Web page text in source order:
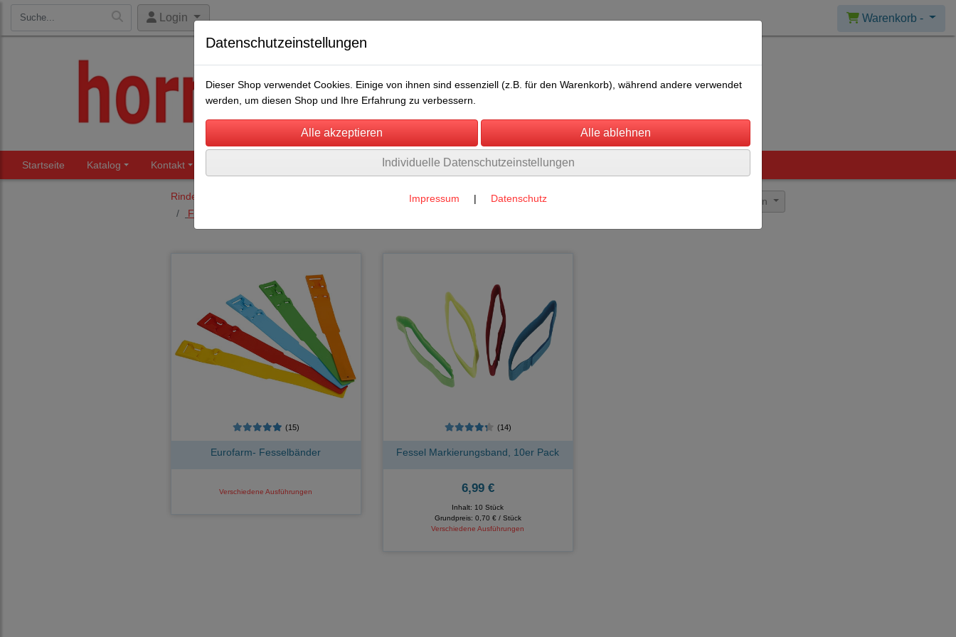
Login Warenkorb -
Startseite Katalog Kontakt Über uns Umwelt Rechtliches
Rinderhaltung
Fuß/ Halskennzeichung
Sortierung wählen
(15)
Eurofarm- Fesselbänder
Verschiedene Ausführungen
(14)
Fessel Markierungsband, 10er Pack
6,99 €
Inhalt: 10 Stück
Grundpreis: 0,70 € / Stück
Verschiedene Ausführungen
Datenschutzeinstellungen
Dieser Shop verwendet Cookies. Einige von ihnen sind essenziell (z.B. für den Warenkorb), während andere verwendet
werden, um diesen Shop und Ihre Erfahrung zu verbessern.
Individuelle Datenschutzeinstellungen
Impressum | Datenschutz